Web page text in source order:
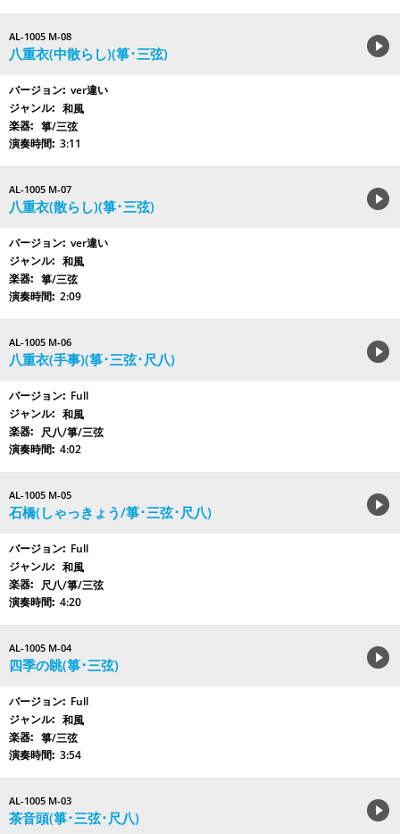
AL-1005 M-08
八重衣(中散らし)(箏･三弦)
ver違い
和風
箏/三弦
3:11
AL-1005 M-07
八重衣(散らし)(箏･三弦)
ver違い
和風
箏/三弦
2:09
AL-1005 M-06
八重衣(手事)(箏･三弦･尺八)
Full
和風
尺八/箏/三弦
4:02
AL-1005 M-05
石橋(しゃっきょう/箏･三弦･尺八)
Full
和風
尺八/箏/三弦
4:20
AL-1005 M-04
四季の眺(箏･三弦)
Full
和風
箏/三弦
3:54
AL-1005 M-03
茶音頭(箏･三弦･尺八)